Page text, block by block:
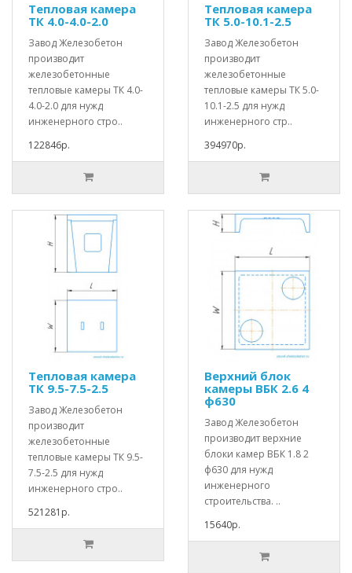
Тепловая камера
ТК 4.0-4.0-2.0
Завод Железобетон
производит
железобетонные
тепловые камеры ТК 4.0-
4.0-2.0 для нужд
инженерного стро..
122846р.
Тепловая камера
ТК 5.0-10.1-2.5
Завод Железобетон
производит
железобетонные
тепловые камеры ТК 5.0-
10.1-2.5 для нужд
инженерного стр..
394970р.
Тепловая камера
ТК 9.5-7.5-2.5
Завод Железобетон
производит
железобетонные
тепловые камеры ТК 9.5-
7.5-2.5 для нужд
инженерного стро..
521281р.
Верхний блок
камеры ВБК 2.6 4
ф630
Завод Железобетон
производит верхние
блоки камер ВБК 1.8 2
ф630 для нужд
инженерного
строительства. ..
15640р.